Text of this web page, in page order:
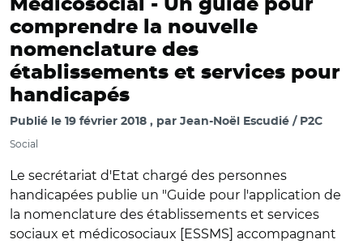
Médicosocial - Un guide pour
comprendre la nouvelle
nomenclature des
établissements et services pour
handicapés
Publié le 19 février 2018 par Jean-Noël Escudié / P2C
Social
Le secrétariat d'Etat chargé des personnes
handicapées publie un "Guide pour l'application de
la nomenclature des établissements et services
sociaux et médicosociaux [ESSMS] accompagnant